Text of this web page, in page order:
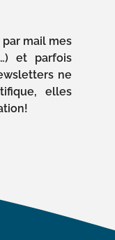
mail mes
et parfois
ne
elles